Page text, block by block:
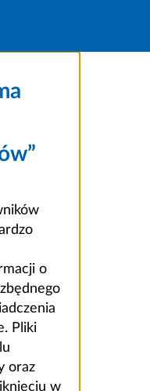
o
Pliki
oraz
w